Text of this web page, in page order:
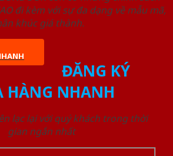
đi kèm với sự đa dạng về mẫu mã,
khúc giá thành.
ĐĂNG KÝ
HÀNG NHANH
lạc lại với quý khách trong thời
gian ngắn nhất